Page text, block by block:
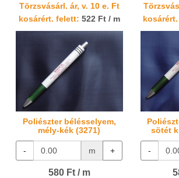
Törzsvásárl. ár, v. 10 e. Ft
kosárért. felett: 522 Ft / m
Poliészter bélésselyem,
mély-kék (3271)
- m +
580 Ft / m
sötét
-